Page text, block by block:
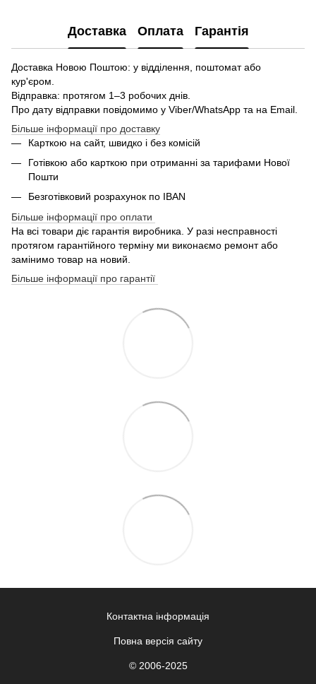
Доставка Оплата Гарантія
Доставка Новою Поштою: у відділення, поштомат або
кур'єром.
Відправка: протягом 1–3 робочих днів.
Про дату відправки повідомимо у Viber/WhatsApp та на Email.
Більше інформації про доставку
Карткою на сайт, швидко і без комісій
Готівкою або карткою при отриманні за тарифами Нової
Пошти
Безготівковий розрахунок по IBAN
Більше інформації про оплати
На всі товари діє гарантія виробника. У разі несправності
протягом гарантійного терміну ми виконаємо ремонт або
замінимо товар на новий.
Більше інформації про гарантії
Контактна інформація
Повна версія сайту
© 2006-2025